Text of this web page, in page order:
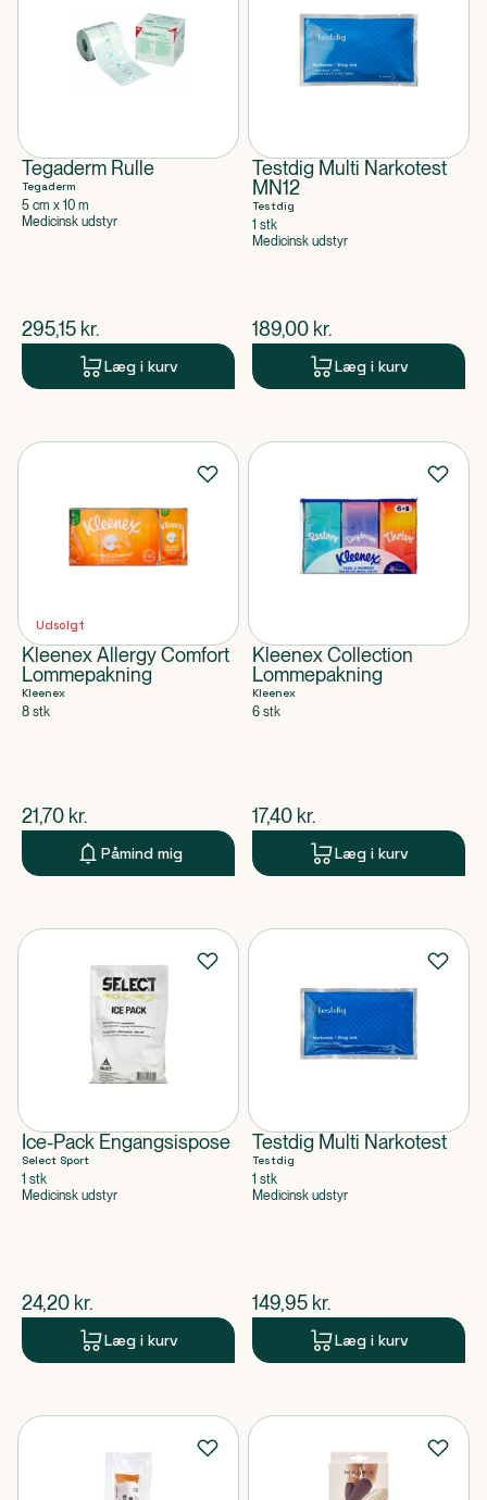
Tegaderm Rulle
Tegaderm
5 cm x 10 m
Medicinsk udstyr
$nuværende pris
295,15 kr.
Læg i kurv
Testdig Multi Narkotest
MN12
Testdig
1 stk
Medicinsk udstyr
$nuværende pris
189,00 kr.
Læg i kurv
Udsolgt
Kleenex Allergy Comfort
Lommepakning
Kleenex
8 stk
$nuværende pris
21,70 kr.
Påmind mig
Kleenex Collection
Lommepakning
Kleenex
6 stk
$nuværende pris
17,40 kr.
Læg i kurv
Ice-Pack Engangsispose
Select Sport
1 stk
Medicinsk udstyr
$nuværende pris
24,20 kr.
Læg i kurv
Testdig Multi Narkotest
Testdig
1 stk
Medicinsk udstyr
$nuværende pris
149,95 kr.
Læg i kurv